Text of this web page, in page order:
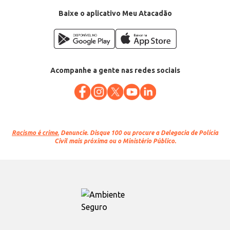
Baixe o aplicativo Meu Atacadão
Acompanhe a gente nas redes sociais
Racismo é crime. Denuncie. Disque 100 ou procure a Delegacia de Polícia
Civil mais próxima ou o Ministério Público.